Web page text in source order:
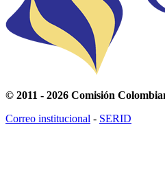
© 2011 - 2026 Comisión
Correo institucional - SERID